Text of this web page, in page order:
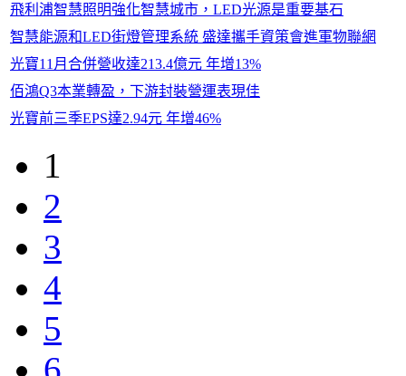
飛利浦智慧照明強化智慧城市，LED光源是重要基石
智慧能源和LED街燈管理系統 盛達攜手資策會進軍物聯網
光寶11月合併營收達213.4億元 年增13%
佰鴻Q3本業轉盈，下游封裝營運表現佳
光寶前三季EPS達2.94元 年增46%
1
2
3
4
5